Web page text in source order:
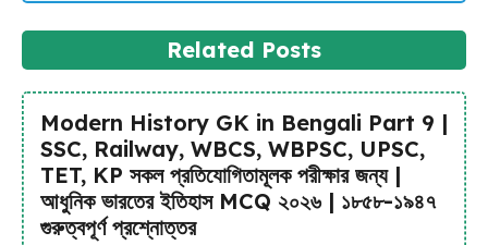
Related Posts
Modern History GK in Bengali Part 9 |
SSC, Railway, WBCS, WBPSC, UPSC,
TET, KP সকল প্রতিযোগিতামূলক পরীক্ষার জন্য |
আধুনিক ভারতের ইতিহাস MCQ ২০২৬ | ১৮৫৮-১৯৪৭
গুরুত্বপূর্ণ প্রশ্নোত্তর